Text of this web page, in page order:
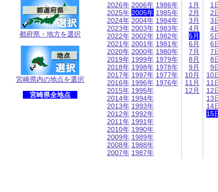
都府県・地方を選択
宮崎県内の地点を選択
宮崎県全地点
2026年
2025年
2024年
2023年
2022年
2021年
2020年
2019年
2018年
2017年
2016年
2015年
2014年
2013年
2012年
2011年
2010年
2009年
2008年
2007年
2006年
2005年
2004年
2003年
2002年
2001年
2000年
1999年
1998年
1997年
1996年
1995年
1994年
1993年
1992年
1991年
1990年
1989年
1988年
1987年
1986年
1985年
1984年
1983年
1982年
1981年
1980年
1979年
1978年
1977年
1976年
1月
2月
3月
4月
5月
6月
7月
8月
9月
10月
11月
12月
1
2
3
4
5
6
7
8
9
10
11
12
13
14
15